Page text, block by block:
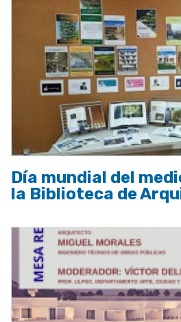
Día mundial del
la Biblioteca de